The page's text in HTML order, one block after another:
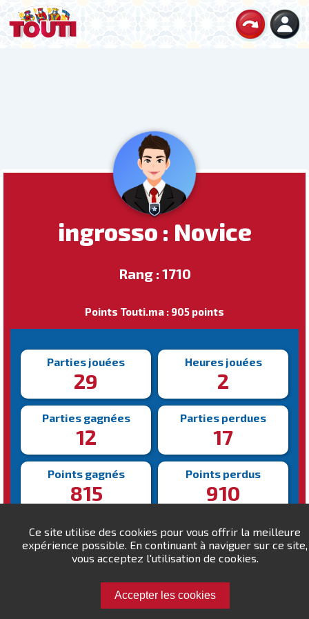
Ce site utilise des cookies pour vous offrir la meilleure
expérience possible. En continuant à naviguer sur ce site,
vous acceptez l'utilisation de cookies.
Accepter les cookies
ingrosso : Novice
Rang : 1710
Points Touti.ma : 905 points
Parties jouées
29
Heures jouées
2
Parties gagnées
12
Parties perdues
17
Points gagnés
815
Points perdus
910
Victoire la plus rapide
184s
Victoire la plus lente
443s
Défiez ingrosso !